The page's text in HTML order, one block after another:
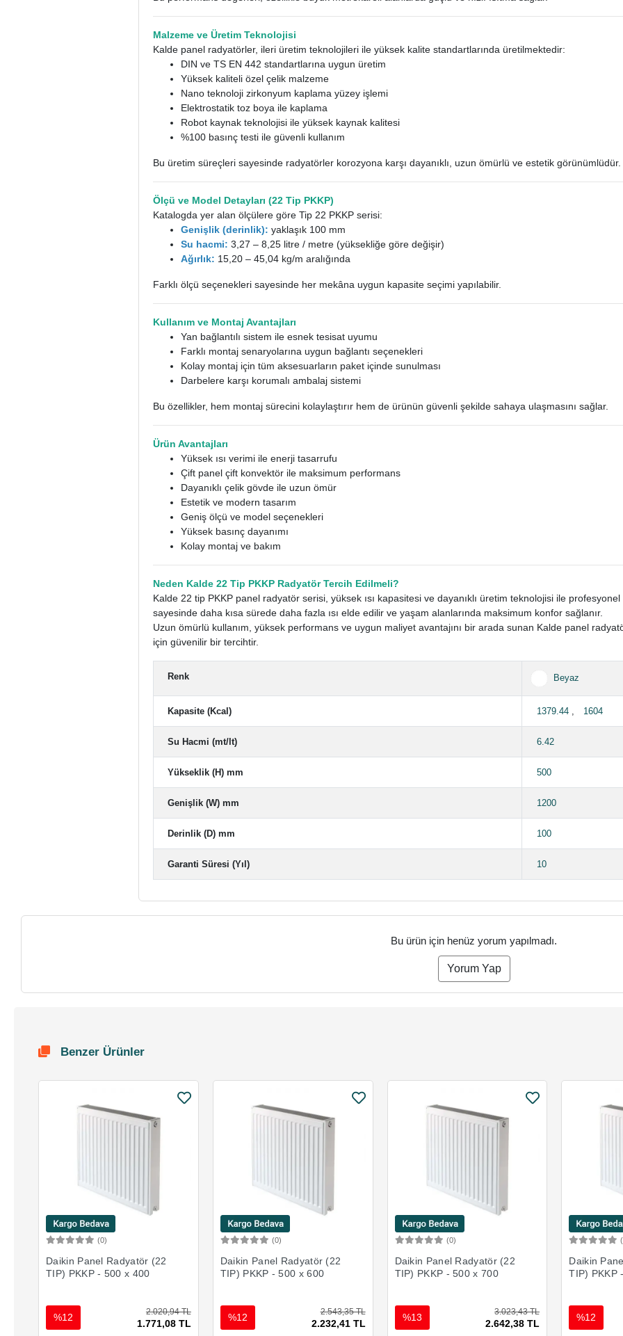
Malzeme ve Üretim Teknolojisi
Kalde panel radyatörler, ileri üretim teknolojileri ile yüksek kalite standartlarında üretilmektedir:
DIN ve TS EN 442 standartlarına uygun üretim
Yüksek kaliteli özel çelik malzeme
Nano teknoloji zirkonyum kaplama yüzey işlemi
Elektrostatik toz boya ile kaplama
Robot kaynak teknolojisi ile yüksek kaynak kalitesi
%100 basınç testi ile güvenli kullanım
Bu üretim süreçleri sayesinde radyatörler korozyona karşı dayanıklı, uzun ömürlü ve estetik görünümlüdür.
Ölçü ve Model Detayları (22 Tip PKKP)
Katalogda yer alan ölçülere göre Tip 22 PKKP serisi:
Genişlik (derinlik): yaklaşık 100 mm
Su hacmi: 3,27 – 8,25 litre / metre (yüksekliğe göre değişir)
Ağırlık: 15,20 – 45,04 kg/m aralığında
Farklı ölçü seçenekleri sayesinde her mekâna uygun kapasite seçimi yapılabilir.
Kullanım ve Montaj Avantajları
Yan bağlantılı sistem ile esnek tesisat uyumu
Farklı montaj senaryolarına uygun bağlantı seçenekleri
Kolay montaj için tüm aksesuarların paket içinde sunulması
Darbelere karşı korumalı ambalaj sistemi
Bu özellikler, hem montaj sürecini kolaylaştırır hem de ürünün güvenli şekilde sahaya ulaşmasını sağlar.
Ürün Avantajları
Yüksek ısı verimi ile enerji tasarrufu
Çift panel çift konvektör ile maksimum performans
Dayanıklı çelik gövde ile uzun ömür
Estetik ve modern tasarım
Geniş ölçü ve model seçenekleri
Yüksek basınç dayanımı
Kolay montaj ve bakım
Neden Kalde 22 Tip PKKP Radyatör Tercih Edilmeli?
Kalde 22 tip PKKP panel radyatör serisi, yüksek ısı kapasitesi ve dayanıklı üretim teknolojisi ile
sayesinde daha kısa sürede daha fazla ısı elde edilir ve yaşam alanlarında maksimum konfor sağlanır.
Uzun ömürlü kullanım, yüksek performans ve uygun maliyet avantajını bir arada sunan Kalde panel
için güvenilir bir tercihtir.
Renk Beyaz
Kapasite (Kcal) 1379.44 1604
Su Hacmi (mt/lt) 6.42
Yükseklik (H) mm 500
Genişlik (W) mm 1200
Derinlik (D) mm 100
Garanti Süresi (Yıl) 10
Bu ürün için henüz yorum yapılmadı.
Yorum Yap
Benzer Ürünler
(0)
Daikin Panel Radyatör (22
TIP) PKKP - 500 x 400
2.020,94 TL
1.771,08 TL
%12
(0)
Daikin Panel Radyatör (22
TIP) PKKP - 500 x 600
2.543,35 TL
2.232,41 TL
%12
(0)
Daikin Panel Radyatör (22
TIP) PKKP - 500 x 700
3.023,43 TL
2.642,38 TL
%13
Daikin
TIP) PKKP
%12